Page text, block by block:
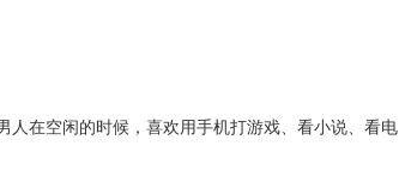
人在空闲的时候，喜欢用手机打游戏、看小说、看电